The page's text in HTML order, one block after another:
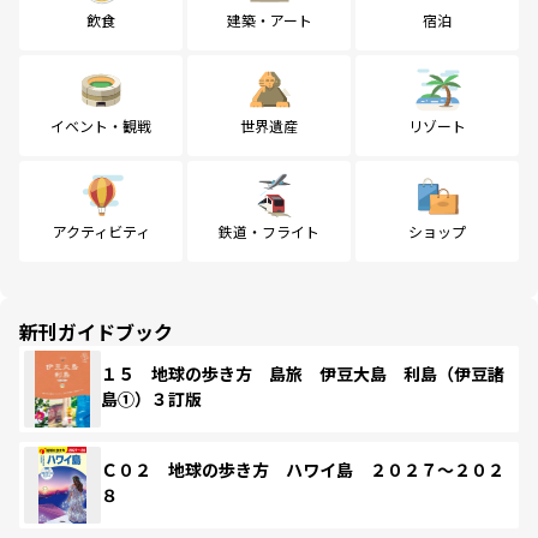
飲食 建築・アート 宿泊
イベント・観戦 世界遺産 リゾート
アクティビティ 鉄道・フライト ショップ
新刊ガイドブック
１５ 地球の歩き方 島旅 伊豆大島 利島（伊豆諸
島①）３訂版
Ｃ０２ 地球の歩き方 ハワイ島 ２０２７～２０２
８